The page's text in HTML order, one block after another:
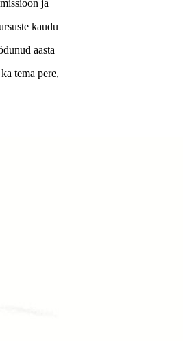
ja
kaudu
aasta
tema pere,